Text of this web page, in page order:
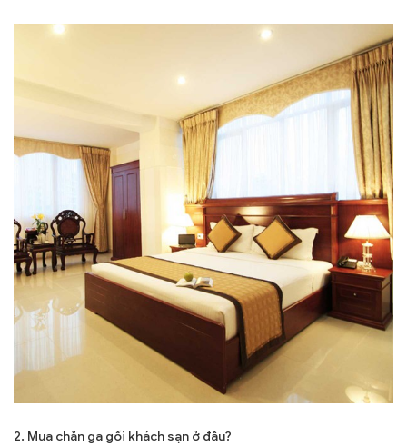
2. Mua chăn ga gối khách sạn ở đâu?